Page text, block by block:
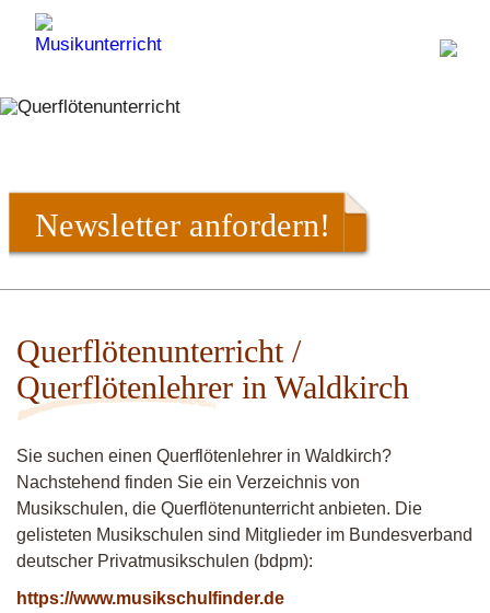
Newsletter anfordern!
Querflötenunterricht /
Querflötenlehrer in Waldkirch
Sie suchen einen Querflötenlehrer in Waldkirch?
Nachstehend finden Sie ein Verzeichnis von
Musikschulen, die Querflötenunterricht anbieten. Die
gelisteten Musikschulen sind Mitglieder im Bundesverband
deutscher Privatmusikschulen (bdpm):
https://www.musikschulfinder.de